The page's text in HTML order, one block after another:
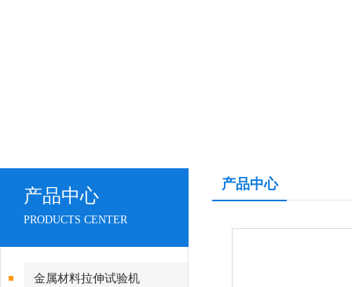
产品中心
PRODUCTS CENTER
金属材料拉伸试验机
产品中心